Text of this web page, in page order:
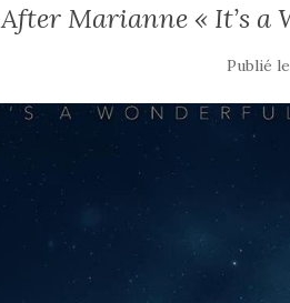
After Marianne « It’s a
Publié